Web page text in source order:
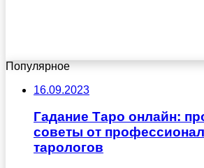
Популярное
16.09.2023
Гадание Таро онлайн:
советы от
тарологов